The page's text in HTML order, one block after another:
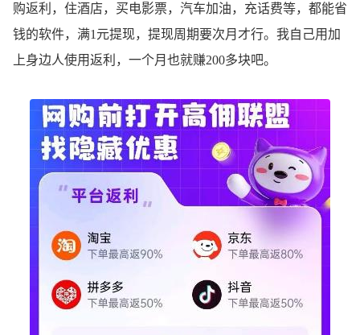
购返利，住酒店，买电影票，汽车加油，充话费等，都能省
钱的软件，满1元提现，提现周期要次月才行。我自己用加
上身边人使用返利，一个月也就赚200多块吧。